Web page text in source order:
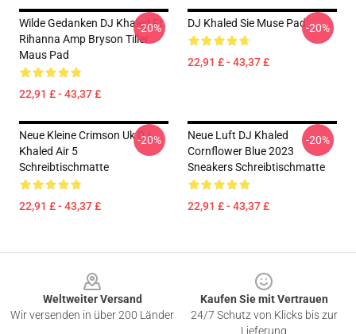
Wilde Gedanken DJ Khaled Ft.
Rihanna Amp Bryson Tiller
Maus Pad
22,91 £ - 43,37 £
-20% DJ Khaled Sie Muse Pad
22,91 £ - 43,37 £
-20%
Neue Kleine Crimson Uk DJ
Khaled Air 5
Schreibtischmatte
22,91 £ - 43,37 £
-20%
Neue Luft DJ Khaled
Cornflower Blue 2023
Sneakers Schreibtischmatte
22,91 £ - 43,37 £
-20%
Weltweiter Versand
Wir versenden in über 200 Länder
Kaufen Sie mit Vertrauen
24/7 Schutz von Klicks bis zur
Lieferung